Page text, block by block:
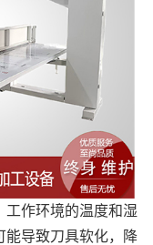
工作环境的温度和湿
能导致刀具软化，降